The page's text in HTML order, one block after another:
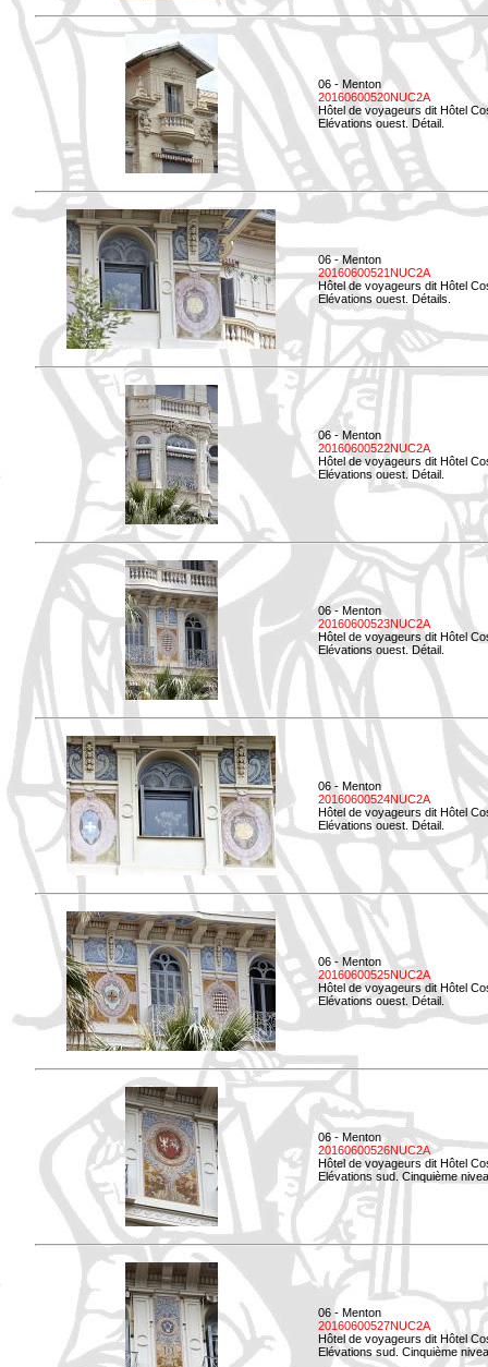
06 - Menton
20160600520NUC2A
Hôtel de voyageurs dit Hôtel
Elévations ouest. Détail.
06 - Menton
20160600521NUC2A
Hôtel de voyageurs dit Hôtel
Elévations ouest. Détails.
06 - Menton
20160600522NUC2A
Hôtel de voyageurs dit Hôtel
Elévations ouest. Détail.
06 - Menton
20160600523NUC2A
Hôtel de voyageurs dit Hôtel
Elévations ouest. Détail.
06 - Menton
20160600524NUC2A
Hôtel de voyageurs dit Hôtel
Elévations ouest. Détail.
06 - Menton
20160600525NUC2A
Hôtel de voyageurs dit Hôtel
Elévations ouest. Détail.
06 - Menton
20160600526NUC2A
Hôtel de voyageurs dit Hôtel
Elévations sud. Cinquième
06 - Menton
20160600527NUC2A
Hôtel de voyageurs dit Hôtel
Elévations sud. Cinquième